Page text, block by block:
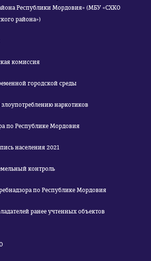
Республики Мордовия» (МБУ «СХКО
района»)
комиссия
городской среды
наркотиков
по Республике Мордовия
населения 2021
контроль
по Республике Мордовия
ранее учтенных объектов